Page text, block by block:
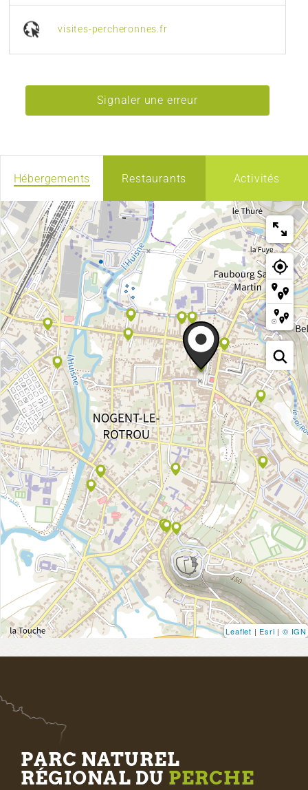
visites-percheronnes.fr
Signaler une erreur
Hébergements Restaurants Activités
Leaflet | Esri | © IGN
PARC NATUREL
RÉGIONAL DU PERCHE